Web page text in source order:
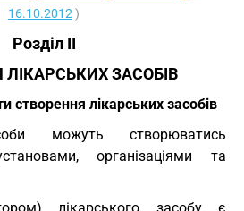
16.10.2012 )
Розділ II
ЗАСОБІВ
створення лікарських засобів
можуть створюватись
організаціями та